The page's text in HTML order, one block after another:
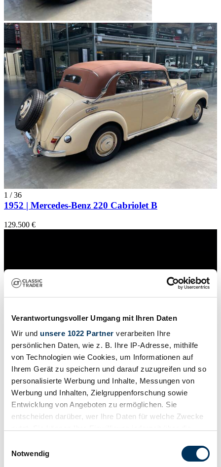
Verantwortungsvoller Umgang mit Ihren Daten
Wir und unsere 1022 Partner verarbeiten Ihre
persönlichen Daten, wie z. B. Ihre IP-Adresse, mithilfe
von Technologien wie Cookies, um Informationen auf
Ihrem Gerät zu speichern und darauf zuzugreifen und so
personalisierte Werbung und Inhalte, Messungen von
Werbung und Inhalten, Zielgruppenforschung sowie
Entwicklung von Angeboten zu ermöglichen. Sie
entscheiden darüber, wer Ihre Daten für welche Zwecke
Trigger Symbol ändern oder widerrufen
Notwendig
1 /36
1952 | Mercedes-Benz 220 Cabriolet B
129.500 €
Händler
Baureihe
W 187
Cabriolet
12.000 km
Leistung (kW/PS)